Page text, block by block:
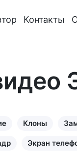
Контакты
Клоны
Экран